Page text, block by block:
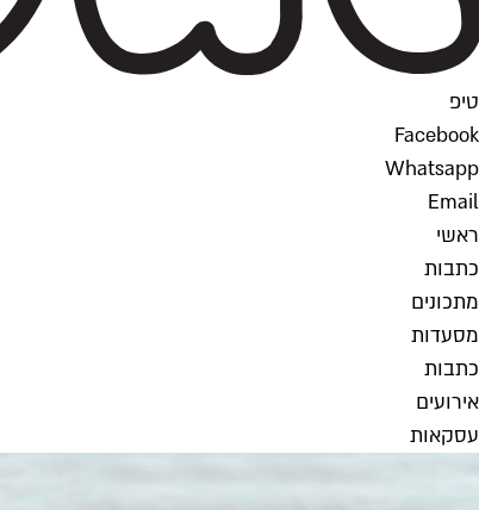
טיפ
Facebook
Whatsapp
Email
ראשי
כתבות
מתכונים
מסעדות
כתבות
אירועים
עסקאות